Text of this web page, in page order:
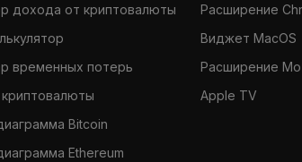
дохода от криптовалюты
временных потерь
Bitcoin
Ethereum
Расширение
Виджет MacOS
Расширение
Apple TV